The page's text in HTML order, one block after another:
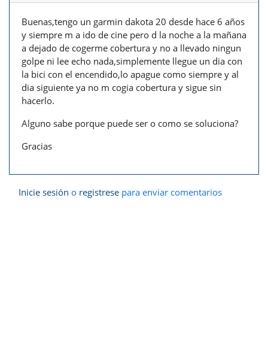
Buenas,tengo un garmin dakota 20 desde hace 6 años
y siempre m a ido de cine pero d la noche a la mañana
a dejado de cogerme cobertura y no a llevado ningun
golpe ni lee echo nada,simplemente llegue un dia con
la bici con el encendido,lo apague como siempre y al
dia siguiente ya no m cogia cobertura y sigue sin
hacerlo.
Alguno sabe porque puede ser o como se soluciona?
Gracias
Inicie sesión o registrese para enviar comentarios